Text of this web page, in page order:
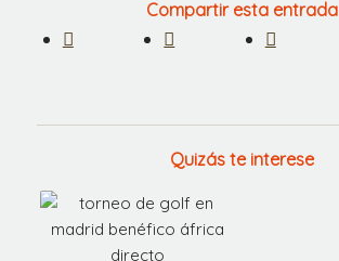
Compartir esta entrada
Quizás te interese